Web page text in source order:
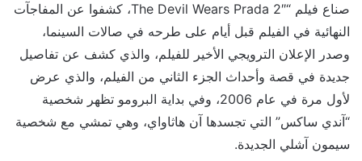
صناع فيلم “The Devil Wears Prada 2″، كشفوا عن المفاجآت
النهائية في الفيلم قبل أيام على طرحه في صالات السينما،
وصدر الإعلان الترويجي الأخير للفيلم، والذي كشف عن تفاصيل
جديدة في قصة وأحداث الجزء الثاني من الفيلم، والذي عرض
لأول مرة في عام 2006، وفي بداية البرومو تظهر شخصية
“آندي ساكس” التي تجسدها آن هاثاواي، وهي تمشي مع شخصية
سيمون آشلي الجديدة.